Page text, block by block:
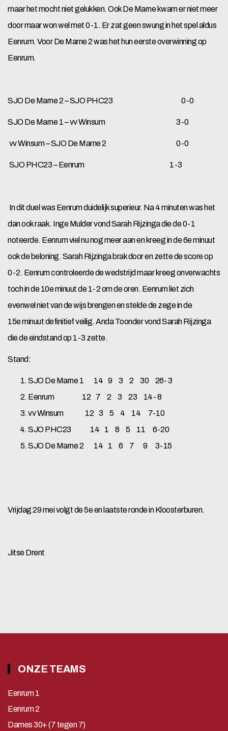
maar het mocht niet gelukken. Ook De Marne kwam er niet meer
door maar won wel met 0-1. Er zat geen swung in het spel aldus
Eenrum. Voor De Marne 2 was het hun eerste overwinning op
Eenrum.
SJO De Marne 2 – SJO PHC23 0-0
SJO De Marne 1 – vv Winsum 3-0
vv Winsum – SJO De Marne 2 0-0
SJO PHC23 – Eenrum 1-3
In dit duel was Eenrum duidelijk superieur. Na 4 minuten was het
dan ook raak. Inge Mulder vond Sarah Rijzinga die de 0-1
noteerde. Eenrum viel nu nog meer aan en kreeg in de 6e minuut
ook de beloning. Sarah Rijzinga brak door en zette de score op
0-2. Eenrum controleerde de wedstrijd maar kreeg onverwachts
toch in de 10e minuut de 1-2 om de oren. Eenrum liet zich
evenwel niet van de wijs brengen en stelde de zege in de
15e minuut definitief veilig. Anda Toonder vond Sarah Rijzinga
die de eindstand op 1-3 zette.
Stand:
SJO De Marne 1 14 9 3 2 30 26- 3
Eenrum 12 7 2 3 23 14- 8
vv Winsum 12 3 5 4 14 7-10
SJO PHC23 14 1 8 5 11 6-20
SJO De Marne 2 14 1 6 7 9 3-15
Vrijdag 29 mei volgt de 5e en laatste ronde in Kloosterburen.
Jitse Drent
ONZE TEAMS
Eenrum 1
Eenrum 2
Dames 30+ (7 tegen 7)